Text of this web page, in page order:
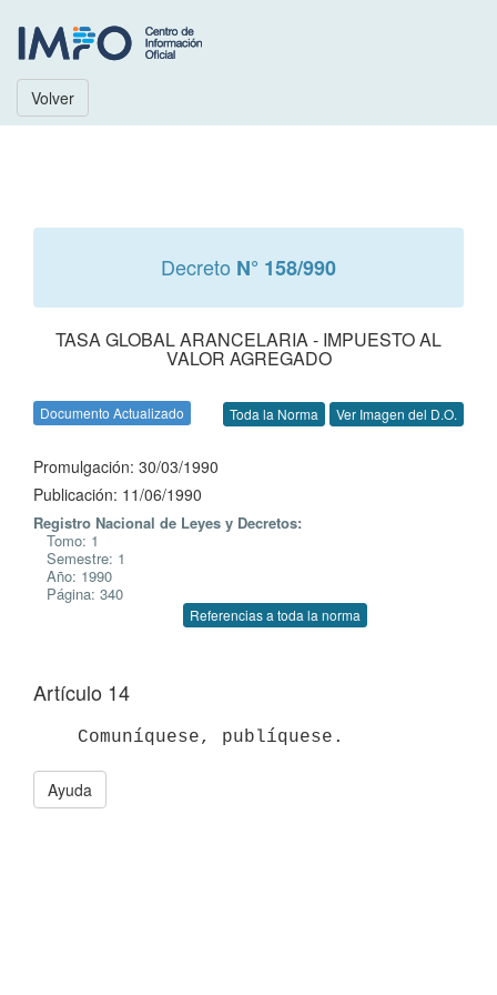
Volver
Decreto N° 158/990
TASA GLOBAL ARANCELARIA - IMPUESTO AL
VALOR AGREGADO
Documento Actualizado Toda la Norma Ver Imagen del D.O.
Promulgación: 30/03/1990
Publicación: 11/06/1990
Registro Nacional de Leyes y Decretos:
Tomo: 1
Semestre: 1
Año: 1990
Página: 340
Referencias a toda la norma
Artículo 14
Ayuda